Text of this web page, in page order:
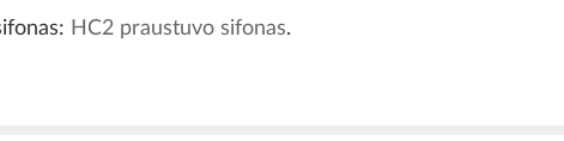
HC2 praustuvo sifonas.